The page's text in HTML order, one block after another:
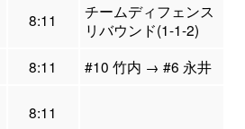
8:11
チームディフェンス
リバウンド(1-1-2)
8:11
#10 竹内 → #6 永井
8:11